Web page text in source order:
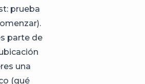
prueba
parte de
una
(qué